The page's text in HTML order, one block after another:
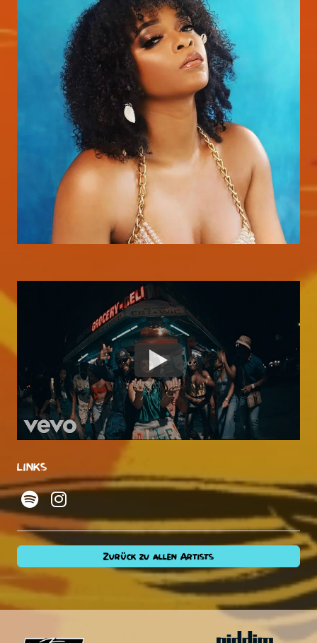
LINKS
Zurück zu allen Artists